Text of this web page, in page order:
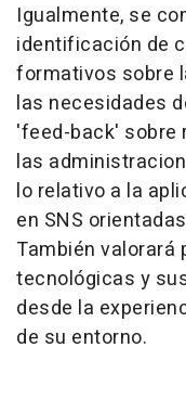
Igualmente, se
identificación de
formativos sobre
las necesidades
'feed-back' sobre
las
lo relativo a la
en SNS
También
tecnológicas y
desde la
de su entorno.